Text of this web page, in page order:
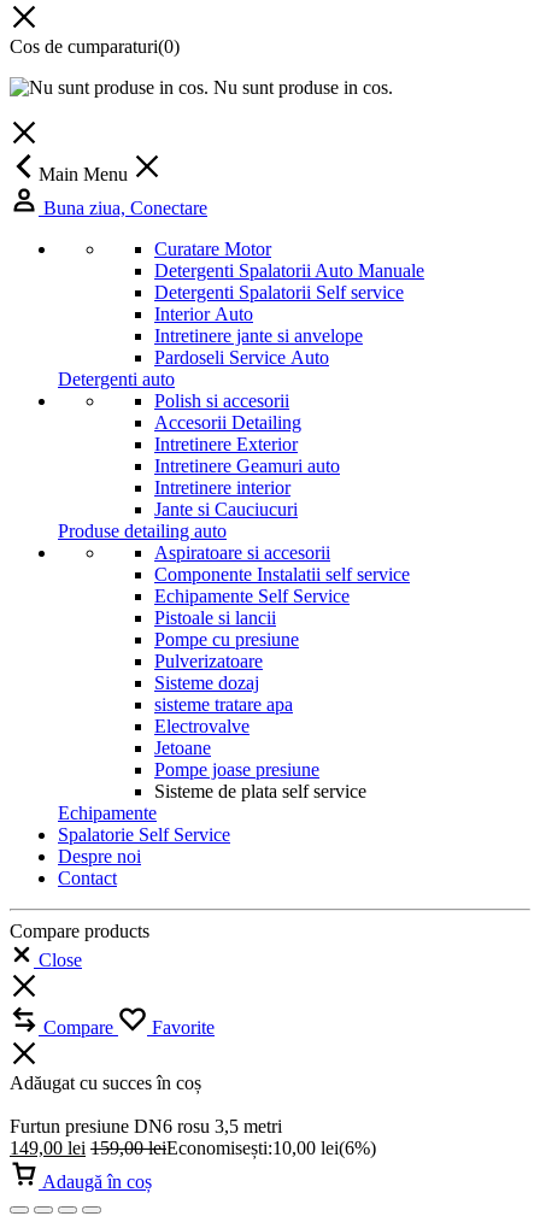
Cos de cumparaturi(0)
Nu sunt produse in cos.
Main Menu
Buna ziua, Conectare
Curatare Motor
Detergenti Spalatorii Auto Manuale
Detergenti Spalatorii Self service
Interior Auto
Intretinere jante si anvelope
Pardoseli Service Auto
Detergenti auto
Polish si accesorii
Accesorii Detailing
Intretinere Exterior
Intretinere Geamuri auto
Intretinere interior
Jante si Cauciucuri
Produse detailing auto
Aspiratoare si accesorii
Componente Instalatii self service
Echipamente Self Service
Pistoale si lancii
Pompe cu presiune
Pulverizatoare
Sisteme dozaj
sisteme tratare apa
Electrovalve
Jetoane
Pompe joase presiune
Sisteme de plata self service
Echipamente
Spalatorie Self Service
Despre noi
Contact
Compare products
Close
Compare Favorite
Adăugat cu succes în coș
Furtun presiune DN6 rosu 3,5 metri
149,00 lei 159,00leiEconomisești:10,00 lei(6%)
Adaugă în coș